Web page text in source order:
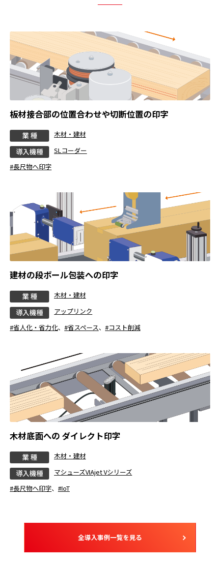
板材接合部の位置合わせや切断位置の印字
業 種 木材・建材
導入機種
SLコーダー
#長尺物へ印字
建材の段ボール包装への印字
業 種 木材・建材
導入機種
アップリンク
#省人化・省力化、 #省スペース、 #コスト削減
木材底面への ダイレクト印字
業 種 木材・建材
導入機種
マシューズVIAjet Vシリーズ
#長尺物へ印字、 #IoT
全導入事例一覧を見る